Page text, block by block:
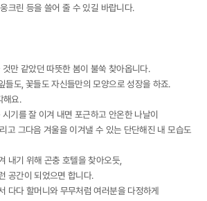
크린 등을 쓸어 줄 수 있길 바랍니다.
만 같았던 따뜻한 봄이 불쑥 찾아옵니다.
들도, 꽃들도 자신들만의 모양으로 성장을 하죠.
해요.
기를 잘 이겨 내면 포근하고 안온한 나날이
고 그다음 겨울을 이겨낼 수 있는 단단해진 내 모습도
내기 위해 곤충 호텔을 찾아오듯,
공간이 되었으면 합니다.
다다 할머니와 무무처럼 여러분을 다정하게